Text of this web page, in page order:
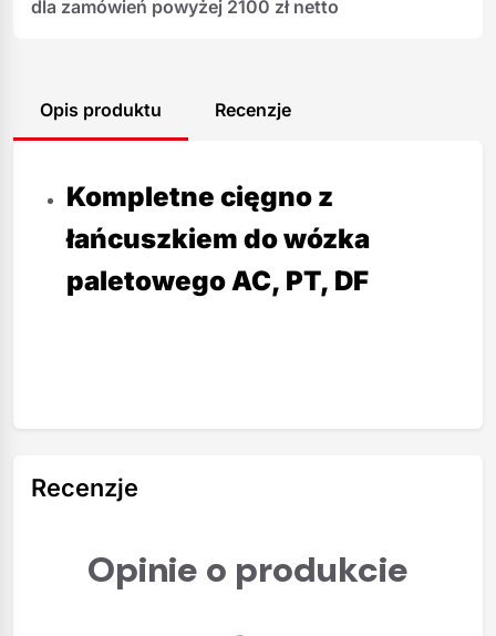
dla zamówień powyżej 2100 zł netto
Opis produktu Recenzje
Kompletne cięgno z
łańcuszkiem do wózka
paletowego AC, PT, DF
Recenzje
Opinie o produkcie